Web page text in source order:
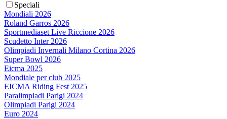
Speciali
Mondiali 2026
Roland Garros 2026
Sportmediaset Live Riccione 2026
Scudetto Inter 2026
Olimpiadi Invernali Milano Cortina 2026
Super Bowl 2026
Eicma 2025
Mondiale per club 2025
EICMA Riding Fest 2025
Paralimpiadi Parigi 2024
Olimpiadi Parigi 2024
Euro 2024